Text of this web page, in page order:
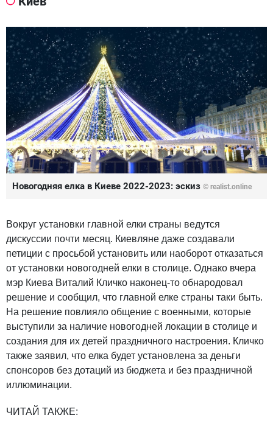
Новогодняя елка в Киеве 2022-2023: эскиз © realist.online
Вокруг установки главной елки страны ведутся
дискуссии почти месяц. Киевляне даже создавали
петиции с просьбой установить или наоборот отказаться
от установки новогодней елки в столице. Однако вчера
мэр Киева Виталий Кличко наконец-то обнародовал
решение и сообщил, что главной елке страны таки быть.
На решение повлияло общение с военными, которые
выступили за наличие новогодней локации в столице и
создания для их детей праздничного настроения. Кличко
также заявил, что елка будет установлена за деньги
спонсоров без дотаций из бюджета и без праздничной
иллюминации.
ЧИТАЙ ТАКЖЕ: